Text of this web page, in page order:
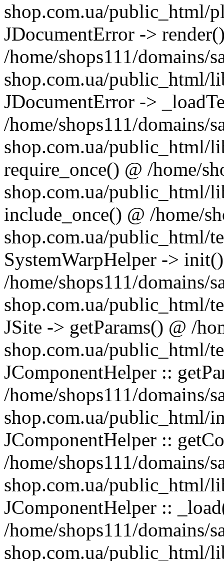
shop.com.ua/public_html/
JDocumentError ->
/home/shops111/domains/
shop.com.ua/public_html/
JDocumentError ->
/home/shops111/domains/
shop.com.ua/public_html/
require_once() @ /home/
shop.com.ua/public_html/
include_once() @ /home/
shop.com.ua/public_html/
SystemWarpHelper ->
/home/shops111/domains/
shop.com.ua/public_html/
JSite -> getParams() @ /
shop.com.ua/public_html/
JComponentHelper ::
/home/shops111/domains/
shop.com.ua/public_html/
JComponentHelper ::
/home/shops111/domains/
shop.com.ua/public_html/
JComponentHelper ::
/home/shops111/domains/
shop.com.ua/public_html/